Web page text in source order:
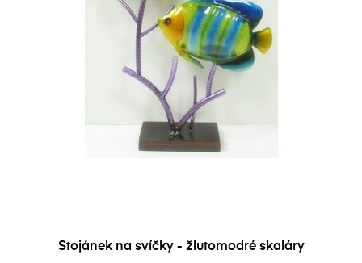
Stojánek na svíčky - žlutomodré skaláry